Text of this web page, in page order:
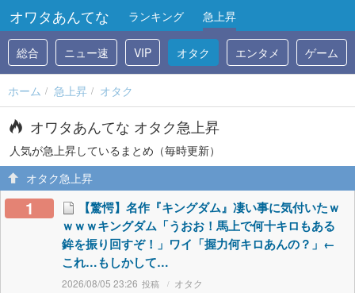
オワタあんてな ランキング 急上昇
総合 ニュー速 VIP オタク エンタメ ゲーム
ホーム 急上昇 オタク
オワタあんてな オタク急上昇
人気が急上昇しているまとめ（毎時更新）
オタク急上昇
1
【驚愕】名作『キングダム』凄い事に気付いたｗ
ｗｗｗキングダム「うおお！馬上で何十キロもある
鉾を振り回すぞ！」ワイ「握力何キロあんの？」←
これ…もしかして…
2026/08/05 23:26 オタク